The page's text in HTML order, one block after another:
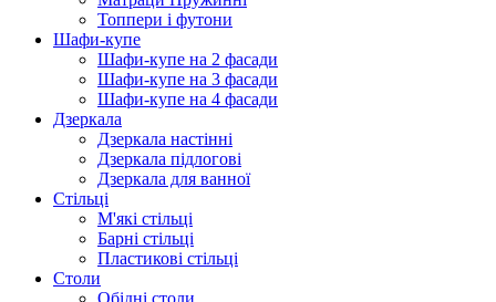
Топпери і футони
Шафи-купе
Шафи-купе на 2 фасади
Шафи-купе на 3 фасади
Шафи-купе на 4 фасади
Дзеркала
Дзеркала настінні
Дзеркала підлогові
Дзеркала для ванної
Стільці
М'які стільці
Барні стільці
Пластикові стільці
Столи
Обідні столи